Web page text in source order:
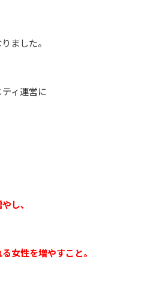
ました。
ィ運営に
し、
女性を増やすこと。